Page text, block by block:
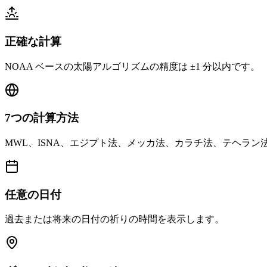
正確な計算
NOAA ベースの太陽アルゴリズムの精度は ±1 分以内です。
7つの計算方法
MWL、ISNA、エジプト法、メッカ法、カラチ法、テヘラン
任意の日付
過去または将来の日付の祈りの時間を表示します。